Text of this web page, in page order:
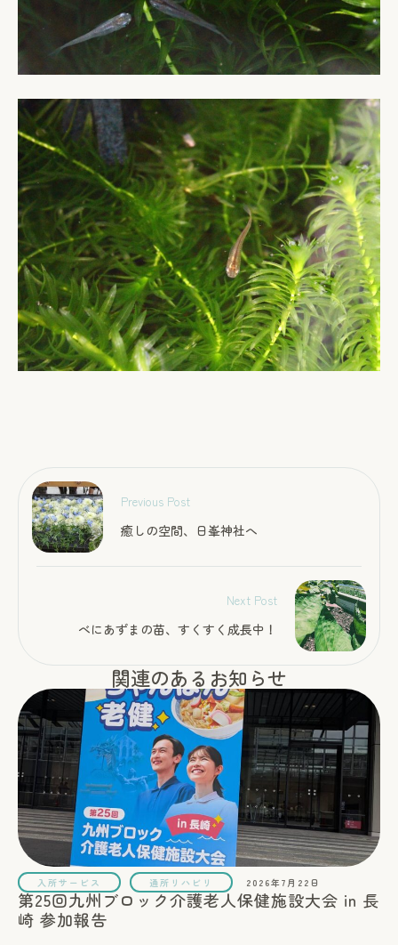
Previous Post
癒しの空間、日峯神社へ
Next Post
べにあずまの苗、すくすく成長中！
関連のあるお知らせ
入所サービス 通所リハビリ 2026年7月22日
第25回九州ブロック介護老人保健施設大会 in 長
崎 参加報告